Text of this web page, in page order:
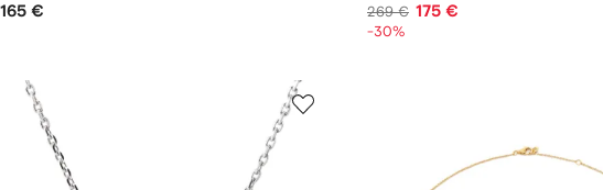
165 € 269 € 175 €
-30%